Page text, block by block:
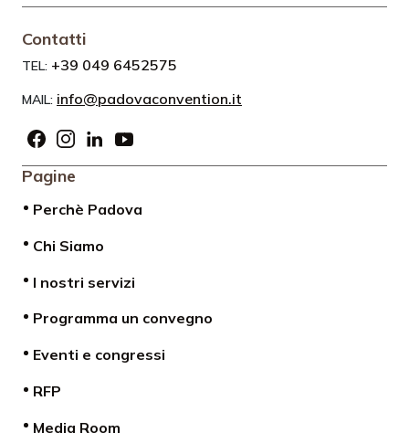
Contatti
TEL: +39 049 6452575
MAIL: info@padovaconvention.it
Pagine
Perchè Padova
Chi Siamo
I nostri servizi
Programma un convegno
Eventi e congressi
RFP
Media Room